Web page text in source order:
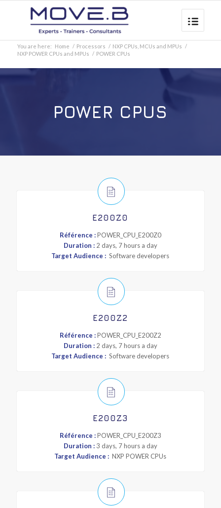
You are here: Home / Processors / NXP CPUs, MCUs and MPUs /
NXP POWER CPUs and MPUs / POWER CPUs
POWER CPUS
E200Z0
Référence :POWER_CPU_E200Z0
Duration :2 days, 7 hours a day
Target Audience :Software developers
E200Z2
Référence :POWER_CPU_E200Z2
Duration :2 days, 7 hours a day
Target Audience :Software developers
E200Z3
Référence :POWER_CPU_E200Z3
Duration :3 days, 7 hours a day
Target Audience :NXP POWER CPUs